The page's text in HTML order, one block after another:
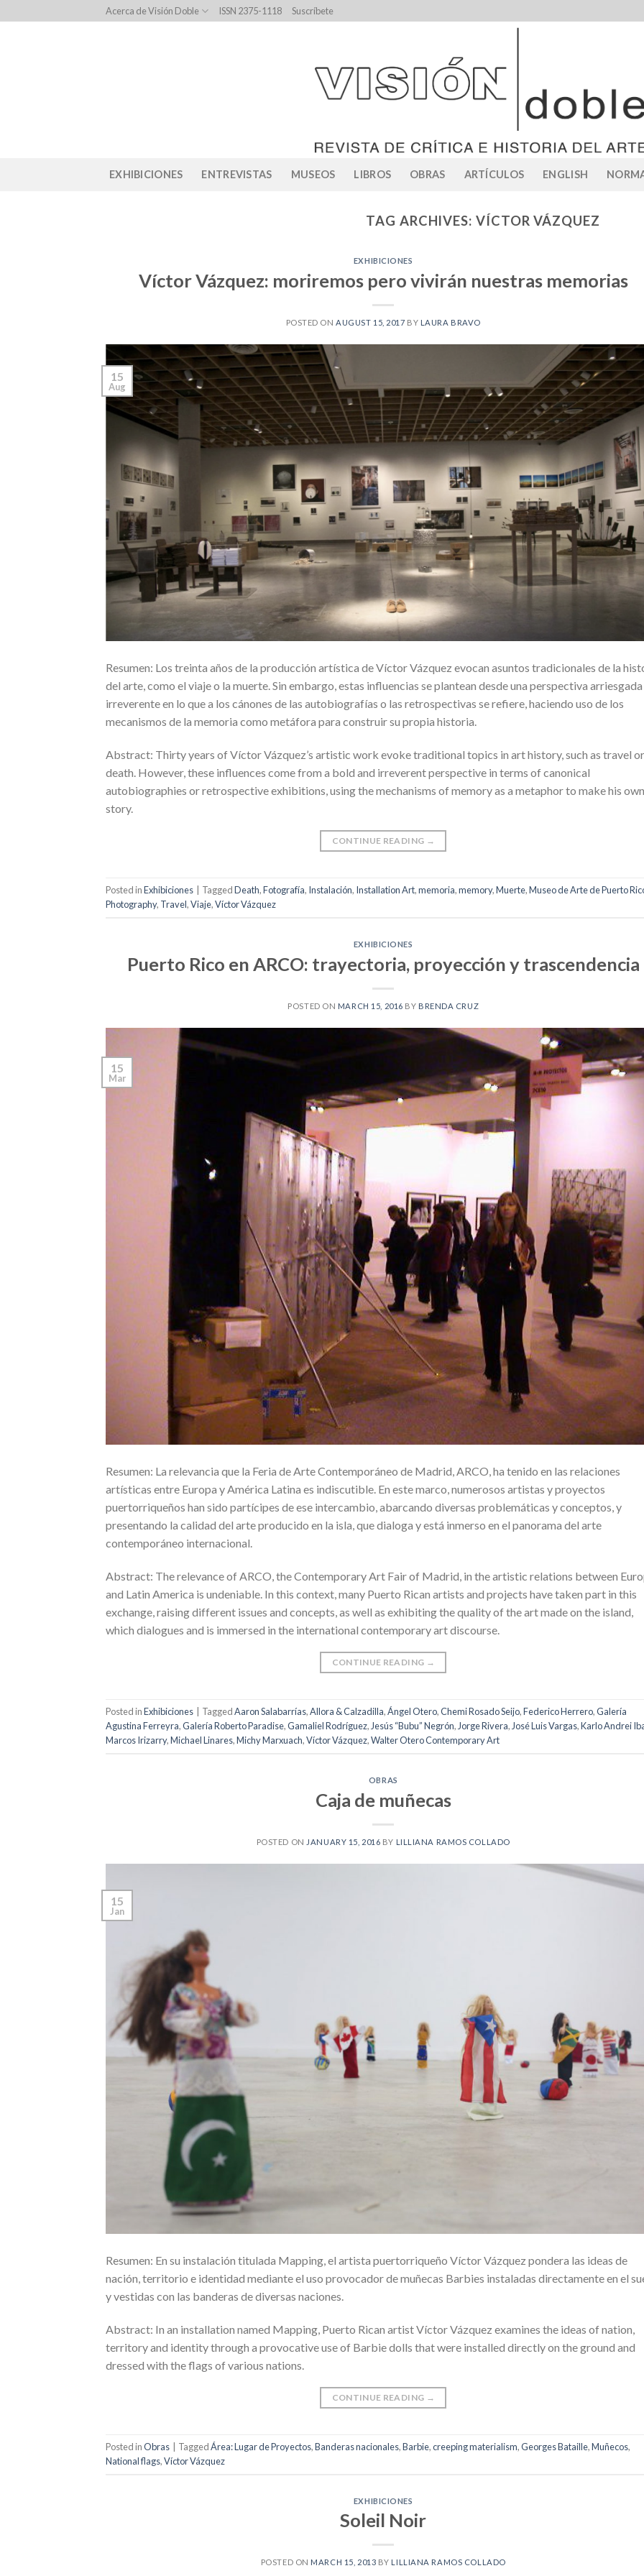
to
Acerca de Visión Doble ISSN 2375-1118 Suscríbete
EXHIBICIONES ENTREVISTAS MUSEOS LIBROS OBRAS ARTÍCULOS ENGLISH
TAG ARCHIVES: VÍCTOR VÁZQUEZ
EXHIBICIONES
Víctor Vázquez: moriremos pero vivirán nuestras memorias
POSTED ONAUGUST 15, 2017 BY LAURA BRAVO
15
Aug
Resumen: Los treinta años de la producción artística de Víctor Vázquez evocan asuntos tradicionales de la
del arte, como el viaje o la muerte. Sin embargo, estas influencias se plantean desde una perspectiva arriesgada
irreverente en lo que a los cánones de las autobiografías o las retrospectivas se refiere, haciendo uso de los
mecanismos de la memoria como metáfora para construir su propia historia.
Abstract: Thirty years of Víctor Vázquez’s artistic work evoke traditional topics in art history, such as travel or
death. However, these influences come from a bold and irreverent perspective in terms of canonical
autobiographies or retrospective exhibitions, using the mechanisms of memory as a metaphor to make his own
story.
CONTINUE READING →
Posted inExhibiciones TaggedDeath,Fotografía, Instalación, Installation Art,memoria,memory,Muerte,Museo de Arte de Puerto
Photography, Travel,Viaje,Víctor Vázquez
EXHIBICIONES
Puerto Rico en ARCO: trayectoria, proyección y trascendencia
POSTED ON MARCH 15, 2016 BY BRENDA CRUZ
15
Mar
Resumen: La relevancia que la Feria de Arte Contemporáneo de Madrid, ARCO, ha tenido en las relaciones
artísticas entre Europa y América Latina es indiscutible. En este marco, numerosos artistas y proyectos
puertorriqueños han sido partícipes de ese intercambio, abarcando diversas problemáticas y conceptos, y
presentando la calidad del arte producido en la isla, que dialoga y está inmerso en el panorama del arte
contemporáneo internacional.
Abstract: The relevance of ARCO, the Contemporary Art Fair of Madrid, in the artistic relations between
and Latin America is undeniable. In this context, many Puerto Rican artists and projects have taken part in this
exchange, raising different issues and concepts, as well as exhibiting the quality of the art made on the island,
which dialogues and is immersed in the international contemporary art discourse.
CONTINUE READING →
Posted inExhibiciones TaggedAaron Salabarrías,Allora & Calzadilla,Ángel Otero,Chemi Rosado Seijo,Federico Herrero,Galería
Agustina Ferreyra,Galería Roberto Paradise,Gamaliel Rodríguez,Jesús “Bubu” Negrón,Jorge Rivera,José Luis Vargas,Karlo Andrei
Marcos Irizarry,Michael Linares,Michy Marxuach,Víctor Vázquez,Walter Otero Contemporary Art
OBRAS
Caja de muñecas
POSTED ON JANUARY 15, 2016 BY LILLIANA RAMOS COLLADO
15
Jan
Resumen: En su instalación titulada Mapping, el artista puertorriqueño Víctor Vázquez pondera las ideas de
nación, territorio e identidad mediante el uso provocador de muñecas Barbies instaladas directamente en el
y vestidas con las banderas de diversas naciones.
Abstract: In an installation named Mapping, Puerto Rican artist Víctor Vázquez examines the ideas of nation,
territory and identity through a provocative use of Barbie dolls that were installed directly on the ground and
dressed with the flags of various nations.
CONTINUE READING →
Posted inObras TaggedÁrea: Lugar de Proyectos,Banderas nacionales,Barbie,creeping materialism,Georges Bataille,Muñecos,
National flags,Víctor Vázquez
EXHIBICIONES
Soleil Noir
POSTED ON MARCH 15, 2013 BY LILLIANA RAMOS COLLADO